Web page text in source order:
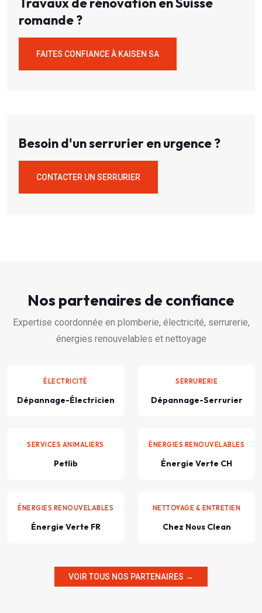
romande ?
FAITES CONFIANCE À KAISEN SA
Besoin d'un serrurier en urgence ?
CONTACTER UN SERRURIER
Nos partenaires de confiance
Expertise coordonnée en plomberie, électricité, serrurerie,
énergies renouvelables et nettoyage
ÉLECTRICITÉ
Dépannage-Électricien
SERRURERIE
Dépannage-Serrurier
SERVICES ANIMALIERS
Petlib
ÉNERGIES RENOUVELABLES
Énergie Verte CH
ÉNERGIES RENOUVELABLES
Énergie Verte FR
NETTOYAGE & ENTRETIEN
Chez Nous Clean
VOIR TOUS NOS PARTENAIRES →